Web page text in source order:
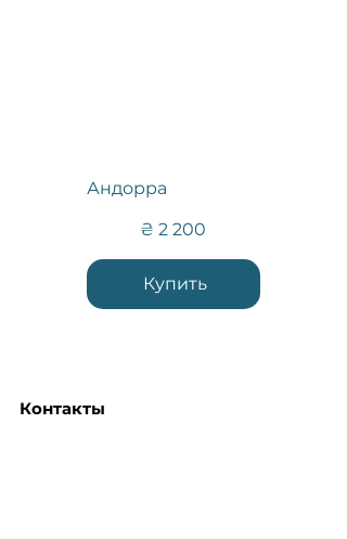
Андорра
₴ 2 200
Купить
Контакты